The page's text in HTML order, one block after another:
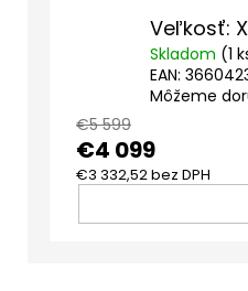
Veľkosť:
Skladom (1
EAN:
Môžeme
€5 599
€4 099
€3 332,52 bez DPH